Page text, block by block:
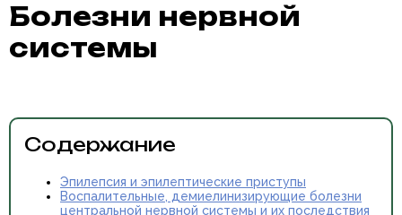
Болезни нервной
системы
Содержание
Эпилепсия и эпилептические приступы
Воспалительные, демиелинизирующие болезни
центральной нервной системы и их последствия